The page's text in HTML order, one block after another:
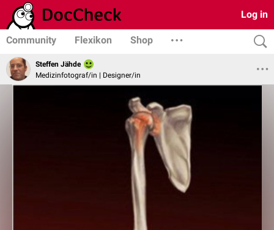
Log in
Community Flexikon Shop
Steffen Jähde
Medizinfotograf/in | Designer/in